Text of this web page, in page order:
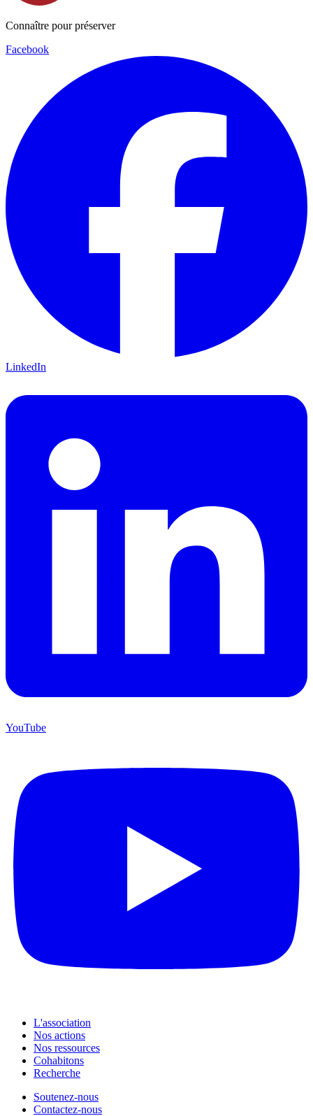
Connaître pour préserver
Facebook
LinkedIn
YouTube
L'association
Nos actions
Nos ressources
Cohabitons
Recherche
Soutenez-nous
Contactez-nous